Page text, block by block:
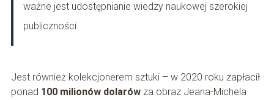
ważne jest udostępnianie wiedzy naukowej szerokiej
publiczności.
Jest również kolekcjonerem sztuki – w 2020 roku zapłacił
ponad 100 milionów dolarówza obraz Jeana-Michela